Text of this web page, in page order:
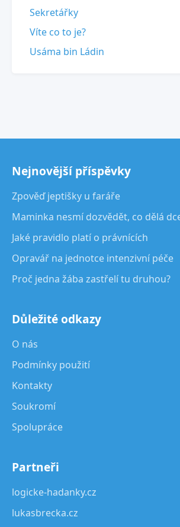
Sekretářky
Víte co to je?
Usáma bin Ládin
Nejnovější příspěvky
Zpověď jeptišky u faráře
Maminka nesmí dozvědět, co dělá
Jaké pravidlo platí o právnících
Opravář na jednotce intenzivní péče
Proč jedna žába zastřelí tu druhou?
Důležité odkazy
O nás
Podmínky použití
Kontakty
Soukromí
Spolupráce
Partneři
logicke-hadanky.cz
lukasbrecka.cz